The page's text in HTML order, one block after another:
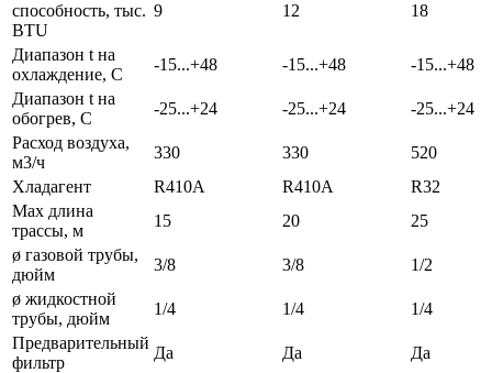
способность, тыс.
BTU
9 12 18
Диапазон t на
охлаждение, С
-15...+48 -15...+48
-15...+48
Диапазон t на
обогрев, С
-25...+24 -25...+24
-25...+24
Расход воздуха,
м3/ч
330 330
520
Хладагент
R410A R410A
R32
Max длина
трассы, м
15 20
25
ø газовой трубы,
дюйм
3/8 3/8
1/2
ø жидкостной
трубы, дюйм
1/4 1/4
1/4
Предварительный
фильтр
Да Да
Да